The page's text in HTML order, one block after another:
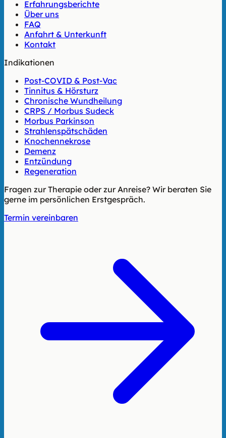
Erfahrungsberichte
Über uns
FAQ
Anfahrt & Unterkunft
Kontakt
Indikationen
Post-COVID & Post-Vac
Tinnitus & Hörsturz
Chronische Wundheilung
CRPS / Morbus Sudeck
Morbus Parkinson
Strahlenspätschäden
Knochennekrose
Demenz
Entzündung
Regeneration
Fragen zur Therapie oder zur Anreise? Wir beraten Sie
gerne im persönlichen Erstgespräch.
Termin vereinbaren